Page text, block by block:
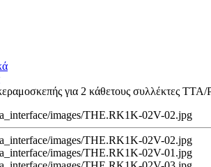
για 2 κάθετους συλλέκτες TTA/